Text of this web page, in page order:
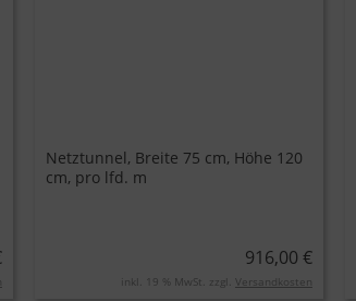
Netztunnel, Breite 75 cm, Höhe 120
cm, pro lfd. m
916,00 €
inkl. 19 % MwSt. zzgl. Versandkosten